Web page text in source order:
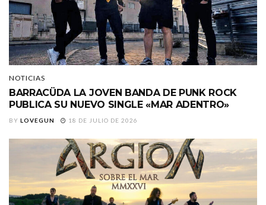
NOTICIAS
BARRACÜDA LA JOVEN BANDA DE PUNK ROCK
PUBLICA SU NUEVO SINGLE «MAR ADENTRO»
BY LOVEGUN 18 DE JULIO DE 2026